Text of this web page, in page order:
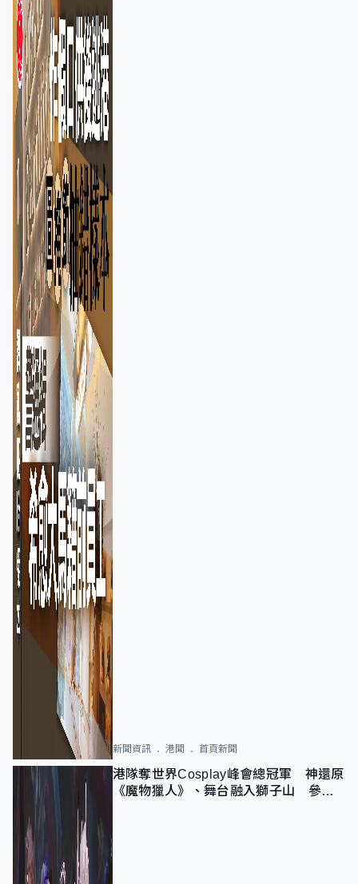
新聞資訊 港聞 首頁新聞
港隊奪世界Cosplay峰會總冠軍 神還原
《魔物獵人》、舞台融入獅子山 參賽